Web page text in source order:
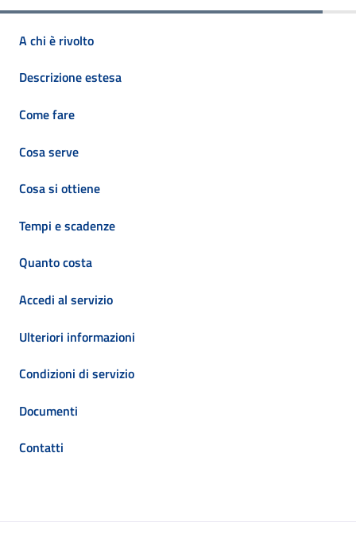
A chi è rivolto
Descrizione estesa
Come fare
Cosa serve
Cosa si ottiene
Tempi e scadenze
Quanto costa
Accedi al servizio
Ulteriori informazioni
Condizioni di servizio
Documenti
Contatti